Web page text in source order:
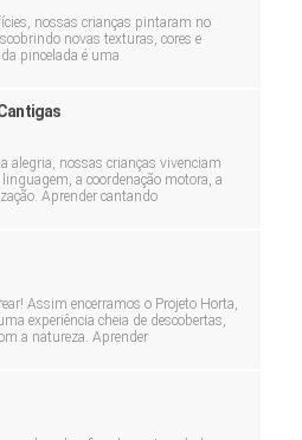
nossas crianças pintaram no
novas texturas, cores e
pincelada é uma
alegria, nossas crianças vivenciam
a coordenação motora, a
Aprender cantando
Assim encerramos o Projeto Horta,
experiência cheia de descobertas,
a natureza. Aprender